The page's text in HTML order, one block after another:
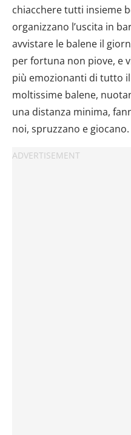
chiacchere tutti insieme
organizzano l’uscita in
avvistare le balene il
per fortuna non piove, e
più emozionanti di tutto
moltissime balene,
una distanza minima,
noi, spruzzano e giocano.